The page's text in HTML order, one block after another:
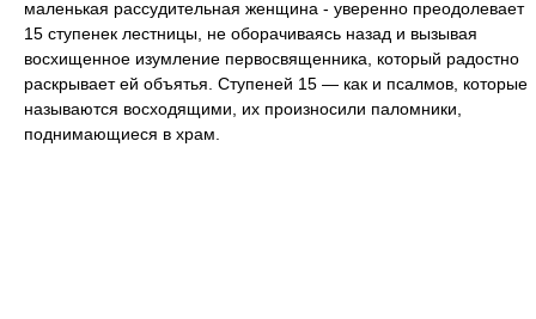
маленькая рассудительная женщина - уверенно преодолевает
15 ступенек лестницы, не оборачиваясь назад и вызывая
восхищенное изумление первосвященника, который радостно
раскрывает ей объятья. Ступеней 15 — как и псалмов, которые
называются восходящими, их произносили паломники,
поднимающиеся в храм.